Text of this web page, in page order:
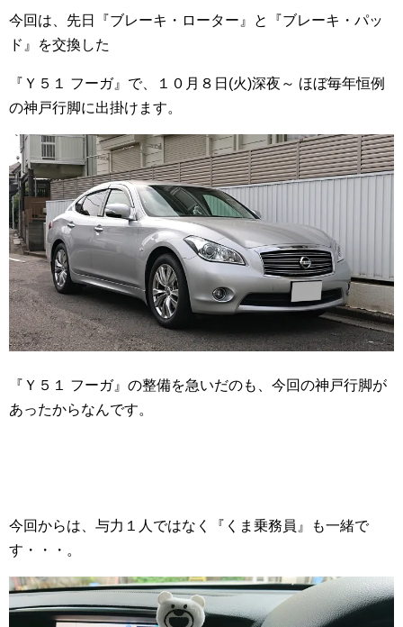
今回は、先日『ブレーキ・ローター』と『ブレーキ・パッ
ド』を交換した
『Ｙ５１ フーガ』で、１０月８日(火)深夜～ ほぼ毎年恒例
の神戸行脚に出掛けます。
『Ｙ５１ フーガ』の整備を急いだのも、今回の神戸行脚が
あったからなんです。
今回からは、与力１人ではなく『くま乗務員』も一緒で
す・・・。